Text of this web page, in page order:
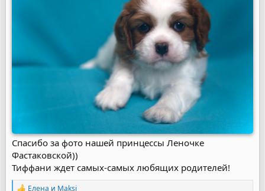
Спасибо за фото нашей принцессы Леночке
Фастаковской))
Тиффани ждет самых-самых любящих родителей!
Елена и Maksi